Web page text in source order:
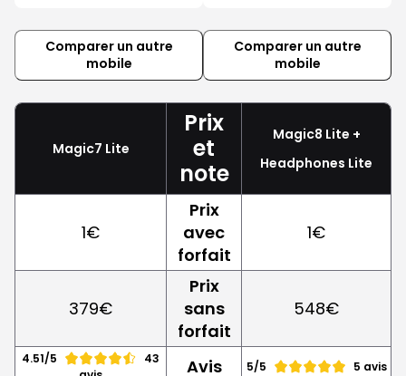
Comparer un autre
mobile
Comparer un autre
mobile
Magic7 Lite
Prix
et
note
Magic8 Lite +
Headphones Lite
1€
Prix
avec
forfait
1€
379€
Prix
sans
forfait
548€
4.51/5
43
Avis 5/5 5 avis